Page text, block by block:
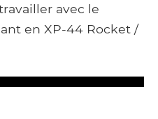
avec le
en XP-44 Rocket /